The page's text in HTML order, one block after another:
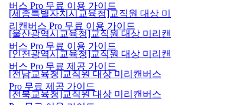
버스 Pro 무료 이용 가이드
[세종특별자치시교육청]교직원 대상 미
리캔버스 Pro 무료 이용 가이드
[울산광역시교육청]교직원 대상 미리캔
버스 Pro 무료 이용 가이드
[인천광역시교육청]교직원 대상 미리캔
버스 Pro 무료 제공 가이드
[전남교육청]교직원 대상 미리캔버스
Pro 무료 제공 가이드
[전북교육청]교직원 대상 미리캔버스